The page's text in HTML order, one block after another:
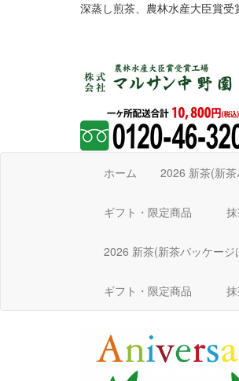
深蒸し煎茶、農林水産大臣賞
ホーム 2026 新茶(新
ギフト・限定商品
2026 新茶(新茶パッケー
ギフト・限定商品